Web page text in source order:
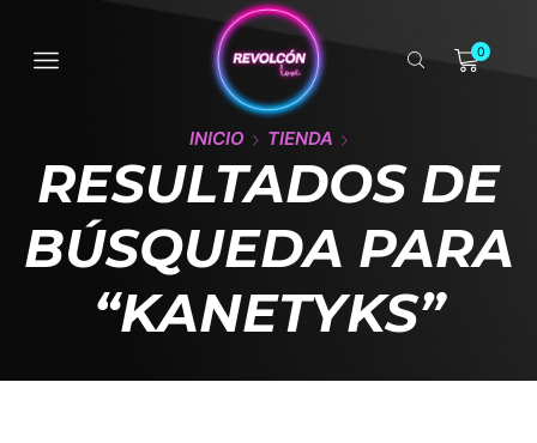
0
INICIO TIENDA
RESULTADOS DE
BÚSQUEDA PARA
“KANETYKS”